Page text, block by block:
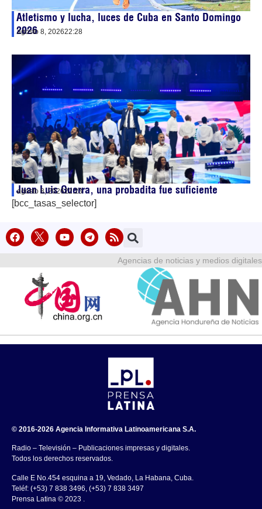
Atletismo y lucha, luces de Cuba en Santo Domingo
2026
agosto 8, 202622:28
Juan Luis Guerra, una probadita fue suficiente
agosto 8, 202622:23
[bcc_tasas_selector]
Agencias de noticias y medios digitales
© 2016-2026 Agencia Informativa Latinoamericana S.A.
Radio – Televisión – Publicaciones impresas y digitales.
Todos los derechos reservados.
Calle E No.454 esquina a 19, Vedado, La Habana, Cuba.
Teléf: (+53) 7 838 3496, (+53) 7 838 3497
Prensa Latina © 2023 .